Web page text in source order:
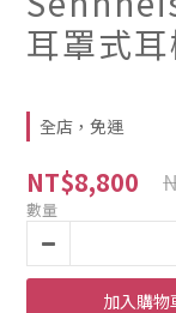
耳罩式
全店，免運
NT$8,800
數量
加入購物